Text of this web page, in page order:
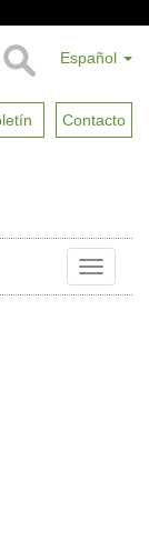
Español
Contacto
Toggle